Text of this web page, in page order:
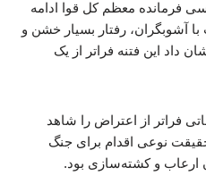
فرمانده معظم کل قوا ادامه
آشوبگران، رفتار بسیار خشن و
داد این فتنه فراتر از یک
فراتر از اعتراض را شاهد
نوعی اقدام برای جنگ
و کشته‌سازی بود.